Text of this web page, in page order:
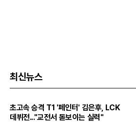
최신뉴스
초고속 승격 T1 '페인터' 김은후, LCK
데뷔전..."교전서 돋보이는 실력"